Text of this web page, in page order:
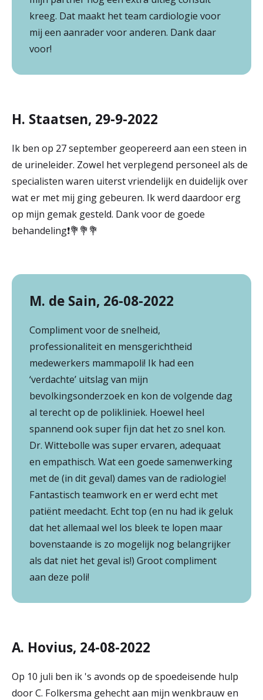
kreeg. Dat maakt het team cardiologie voor
mij een aanrader voor anderen. Dank daar
voor!
H. Staatsen, 29-9-2022
Ik ben op 27 september geopereerd aan een steen in
de urineleider. Zowel het verplegend personeel als de
specialisten waren uiterst vriendelijk en duidelijk over
wat er met mij ging gebeuren. Ik werd daardoor erg
op mijn gemak gesteld. Dank voor de goede
behandeling❗️💐💐💐
M. de Sain, 26-08-2022
Compliment voor de snelheid,
professionaliteit en mensgerichtheid
medewerkers mammapoli! Ik had een
‘verdachte’ uitslag van mijn
bevolkingsonderzoek en kon de volgende dag
al terecht op de polikliniek. Hoewel heel
spannend ook super fijn dat het zo snel kon.
Dr. Wittebolle was super ervaren, adequaat
en empathisch. Wat een goede samenwerking
met de (in dit geval) dames van de radiologie!
Fantastisch teamwork en er werd echt met
patiënt meedacht. Echt top (en nu had ik geluk
dat het allemaal wel los bleek te lopen maar
bovenstaande is zo mogelijk nog belangrijker
als dat niet het geval is!) Groot compliment
aan deze poli!
A. Hovius, 24-08-2022
Op 10 juli ben ik 's avonds op de spoedeisende hulp
door C. Folkersma gehecht aan mijn wenkbrauw en